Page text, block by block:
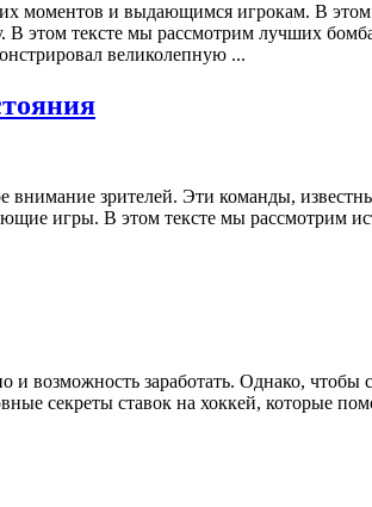
и выдающимся игрокам. В этом
В этом тексте мы рассмотрим лучших
великолепную ...
зрителей. Эти команды,
игры. В этом тексте мы
и возможность заработать. Однако,
секреты ставок на хоккей, которые